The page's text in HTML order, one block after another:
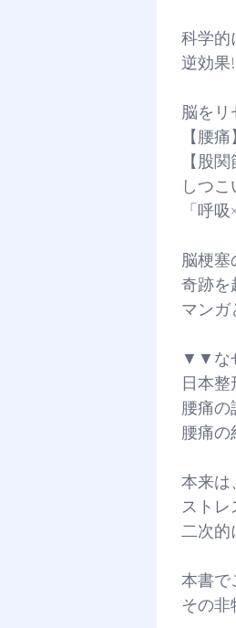
科学的
逆効果
脳をリ
【腰
【股
しつ
「呼
脳梗塞
奇跡を
マンガ
▼▼な
日本
腰痛の
腰痛の
本来は
スト
二次的
本書で
その非